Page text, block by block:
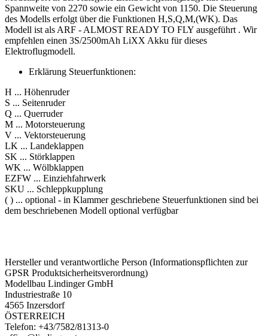
Spannweite von 2270 sowie ein Gewicht von 1150. Die Steuerung
des Modells erfolgt über die Funktionen H,S,Q,M,(WK). Das
Modell ist als ARF - ALMOST READY TO FLY ausgeführt . Wir
empfehlen einen 3S/2500mAh LiXX Akku für dieses
Elektroflugmodell.
Erklärung Steuerfunktionen:
H ... Höhenruder
S ... Seitenruder
Q ... Querruder
M ... Motorsteuerung
V ... Vektorsteuerung
LK ... Landeklappen
SK ... Störklappen
WK ... Wölbklappen
EZFW ... Einziehfahrwerk
SKU ... Schleppkupplung
( ) ... optional - in Klammer geschriebene Steuerfunktionen sind bei
dem beschriebenen Modell optional verfügbar
Hersteller und verantwortliche Person (Informationspflichten zur
GPSR Produktsicherheitsverordnung)
Modellbau Lindinger GmbH
Industriestraße 10
4565 Inzersdorf
ÖSTERREICH
Telefon: +43/7582/81313-0